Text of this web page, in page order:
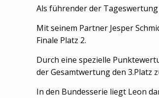
Als führender der
Mit seinem Partner Jesper
Finale Platz 2.
Durch eine spezielle
der Gesamtwertung den 3.Platz
In den Bundesserie liegt Leon